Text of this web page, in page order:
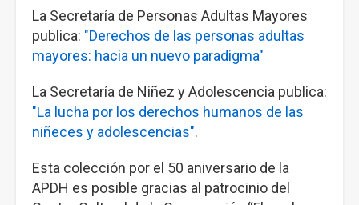
La Secretaría de Personas Adultas Mayores
publica: "Derechos de las personas adultas
mayores: hacia un nuevo paradigma"
La Secretaría de Niñez y Adolescencia publica:
"La lucha por los derechos humanos de las
niñeces y adolescencias".
Esta colección por el 50 aniversario de la
APDH es posible gracias al patrocinio del